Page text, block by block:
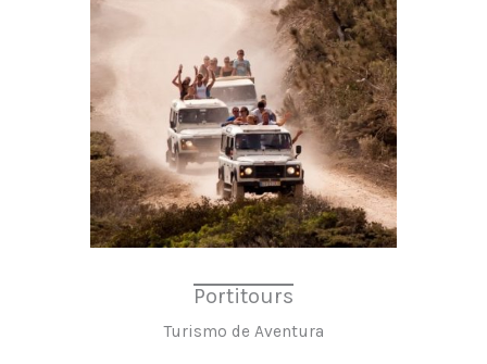
Portitours
Turismo de Aventura